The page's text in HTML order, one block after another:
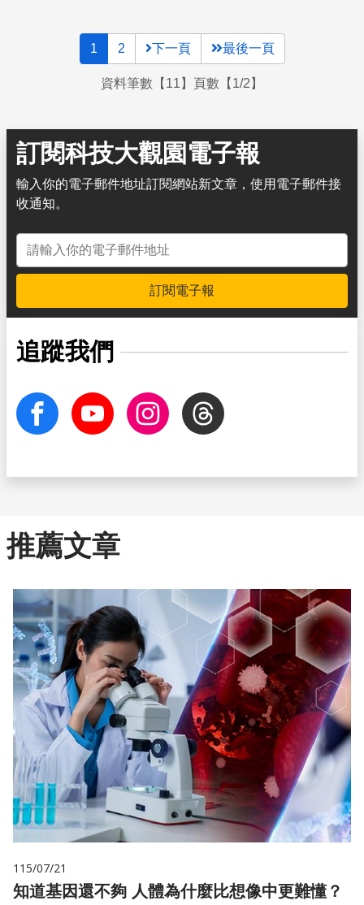
1 2 下一頁 最後一頁
資料筆數【11】頁數【1/2】
訂閱科技大觀園電子報
輸入你的電子郵件地址訂閱網站新文章，使用電子郵件接
收通知。
電子郵件地址
訂閱電子報
追蹤我們
facebook Youtube InstagramThreads
推薦文章
115/07/21
知道基因還不夠 人體為什麼比想像中更難懂？